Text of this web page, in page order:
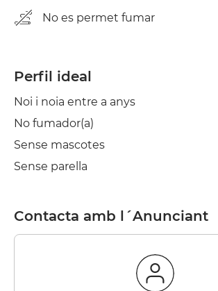
No es permet fumar
Perfil ideal
Noi i noia entre a anys
No fumador(a)
Sense mascotes
Sense parella
Contacta amb l´Anunciant